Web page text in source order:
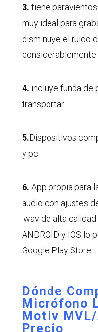
3. tiene
muy ideal para
disminuye el ruido
considerablemente.
4. incluye funda de
transportar.
5.Dispositivos
y pc
6. App propia para
audio con ajustes
.wav de alta
ANDROID y IOS lo
Google Play Store.
Dónde
Micrófono
Motiv
Precio